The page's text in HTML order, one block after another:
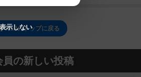
R18のトップに戻る
員の新しい投稿
示しない